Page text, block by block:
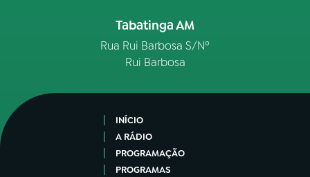
Tabatinga AM
Rua Rui Barbosa S/Nº
Rui Barbosa
INÍCIO
A RÁDIO
PROGRAMAÇÃO
PROGRAMAS